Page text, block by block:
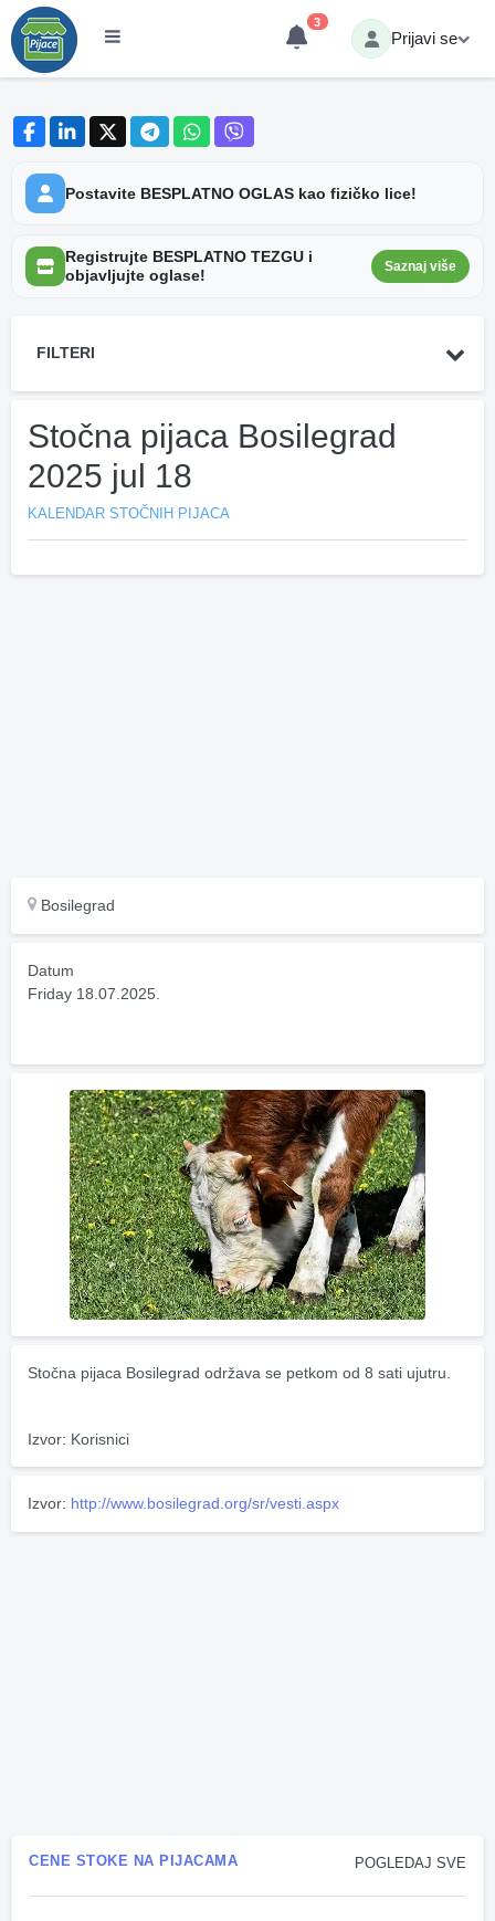
3
Prijavi se
Postavite BESPLATNO OGLAS kao fizičko lice!
Registrujte BESPLATNO TEZGU i
objavljujte oglase!
Saznaj više
FILTERI
Stočna pijaca Bosilegrad
2025 jul 18
KALENDAR STOČNIH PIJACA
Bosilegrad
Datum
Friday 18.07.2025.
Stočna pijaca Bosilegrad održava se petkom od 8 sati ujutru.
Izvor: Korisnici
Izvor: http://www.bosilegrad.org/sr/vesti.aspx
POGLEDAJ SVE
CENE STOKE NA PIJACAMA